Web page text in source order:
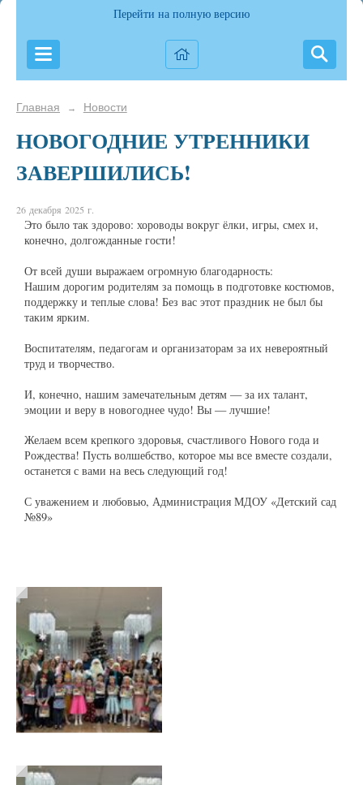
Перейти на полную версию
Главная → Новости
НОВОГОДНИЕ УТРЕННИКИ
ЗАВЕРШИЛИСЬ!
26 декабря 2025 г.
Это было так здорово: хороводы вокруг ёлки, игры, смех и,
конечно, долгожданные гости!
От всей души выражаем огромную благодарность:
Нашим дорогим родителям за помощь в подготовке костюмов,
поддержку и теплые слова! Без вас этот праздник не был бы
таким ярким.
Воспитателям, педагогам и организаторам за их невероятный
труд и творчество.
И, конечно, нашим замечательным детям — за их талант,
эмоции и веру в новогоднее чудо! Вы — лучшие!
Желаем всем крепкого здоровья, счастливого Нового года и
Рождества! Пусть волшебство, которое мы все вместе создали,
останется с вами на весь следующий год!
С уважением и любовью, Администрация МДОУ «Детский сад
№89»